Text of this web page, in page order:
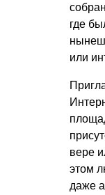
где
или
вере
этом
даже